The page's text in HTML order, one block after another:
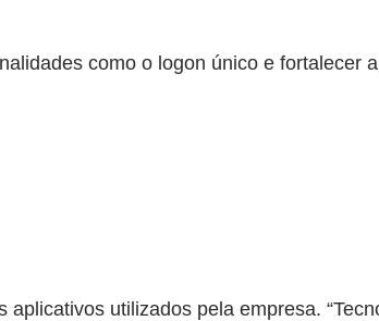
como o logon único e fortalecer
utilizados pela empresa.